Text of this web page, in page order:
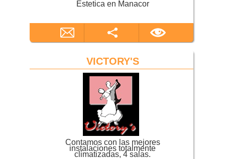
Estetica en Manacor
VICTORY'S
Contamos con las mejores
instalaciones totalmente
climatizadas, 4 salas.